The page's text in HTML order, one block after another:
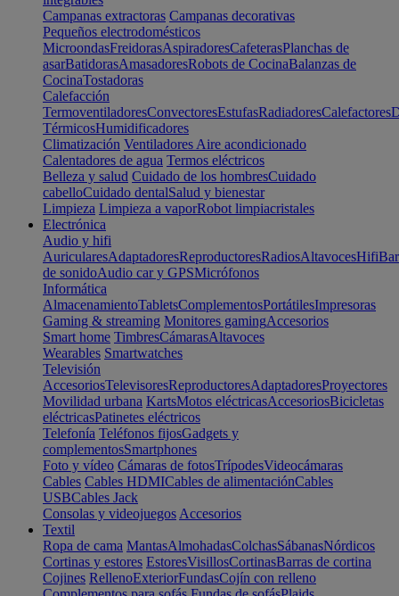
Campanas extractoras Campanas decorativas
Pequeños electrodomésticos
MicroondasFreidorasAspiradoresCafeterasPlanchas de
asarBatidorasAmasadoresRobots de CocinaBalanzas de
CocinaTostadoras
Calefacción
TermoventiladoresConvectoresEstufasRadiadoresCalefactores
TérmicosHumidificadores
Climatización Ventiladores Aire acondicionado
Calentadores de agua Termos eléctricos
Belleza y salud Cuidado de los hombresCuidado
cabelloCuidado dentalSalud y bienestar
Limpieza Limpieza a vaporRobot limpiacristales
Electrónica
Audio y hifi
AuricularesAdaptadoresReproductoresRadiosAltavocesHifi
de sonidoAudio car y GPSMicrófonos
Informática
AlmacenamientoTabletsComplementosPortátilesImpresoras
Gaming & streaming Monitores gamingAccesorios
Smart home TimbresCámarasAltavoces
Wearables Smartwatches
Televisión
AccesoriosTelevisoresReproductoresAdaptadoresProyectores
Movilidad urbana KartsMotos eléctricasAccesoriosBicicletas
eléctricasPatinetes eléctricos
Telefonía Teléfonos fijosGadgets y
complementosSmartphones
Foto y vídeo Cámaras de fotosTrípodesVideocámaras
Cables Cables HDMICables de alimentaciónCables
USBCables Jack
Consolas y videojuegos Accesorios
Textil
Ropa de cama MantasAlmohadasColchasSábanasNórdicos
Cortinas y estores EstoresVisillosCortinasBarras de cortina
Cojines RellenoExteriorFundasCojín con relleno